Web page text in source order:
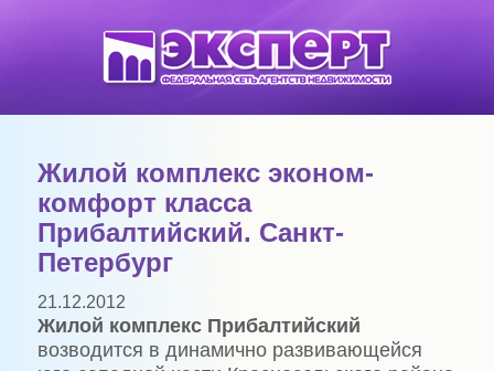
Жилой комплекс эконом-
комфорт класса
Прибалтийский. Санкт-
Петербург
21.12.2012
Жилой комплекс Прибалтийский
возводится в динамично развивающейся